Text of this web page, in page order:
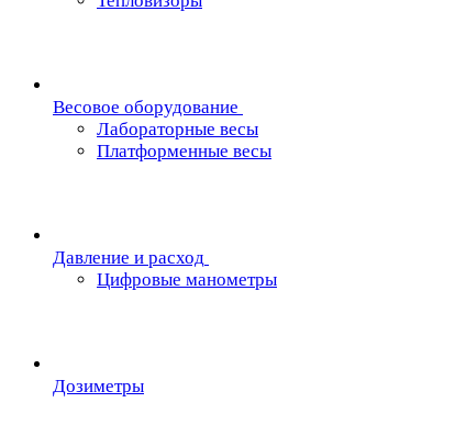
Весовое оборудование
Лабораторные весы
Платформенные весы
Давление и расход
Цифровые манометры
Дозиметры